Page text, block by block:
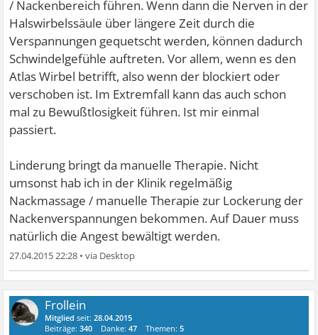
/ Nackenbereich führen. Wenn dann die Nerven in der
Halswirbelssäule über längere Zeit durch die
Verspannungen gequetscht werden, können dadurch
Schwindelgefühle auftreten. Vor allem, wenn es den
Atlas Wirbel betrifft, also wenn der blockiert oder
verschoben ist. Im Extremfall kann das auch schon
mal zu Bewußtlosigkeit führen. Ist mir einmal
passiert.
Linderung bringt da manuelle Therapie. Nicht
umsonst hab ich in der Klinik regelmäßig
Nackmassage / manuelle Therapie zur Lockerung der
Nackenverspannungen bekommen. Auf Dauer muss
natürlich die Angest bewältigt werden.
27.04.2015 22:28 •
Frollein
Mitglied seit:28.04.2015
Beiträge:340 Danke:47 Themen:5